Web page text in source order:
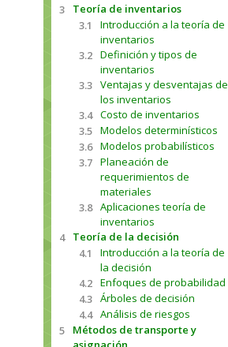
3
Teoría de inventarios
3.1
Introducción a la teoría de
inventarios
3.2 Definición y tipos de
inventarios
3.3 Ventajas y desventajas de
los inventarios
3.4 Costo de inventarios
3.5 Modelos determinísticos
3.6 Modelos probabilísticos
3.7 Planeación de
requerimientos de
materiales
3.8 Aplicaciones teoría de
inventarios
4
Teoría de la decisión
4.1
Introducción a la teoría de
la decisión
4.2 Enfoques de probabilidad
4.3 Árboles de decisión
4.4 Análisis de riesgos
5
Métodos de transporte y